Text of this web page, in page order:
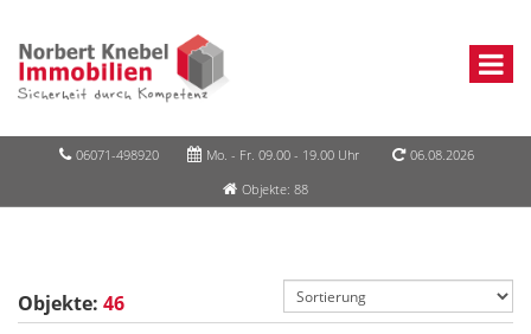
06071-498920 Mo. - Fr. 09.00 - 19.00 Uhr
06.08.2026
Objekte: 88
Objekte: 46